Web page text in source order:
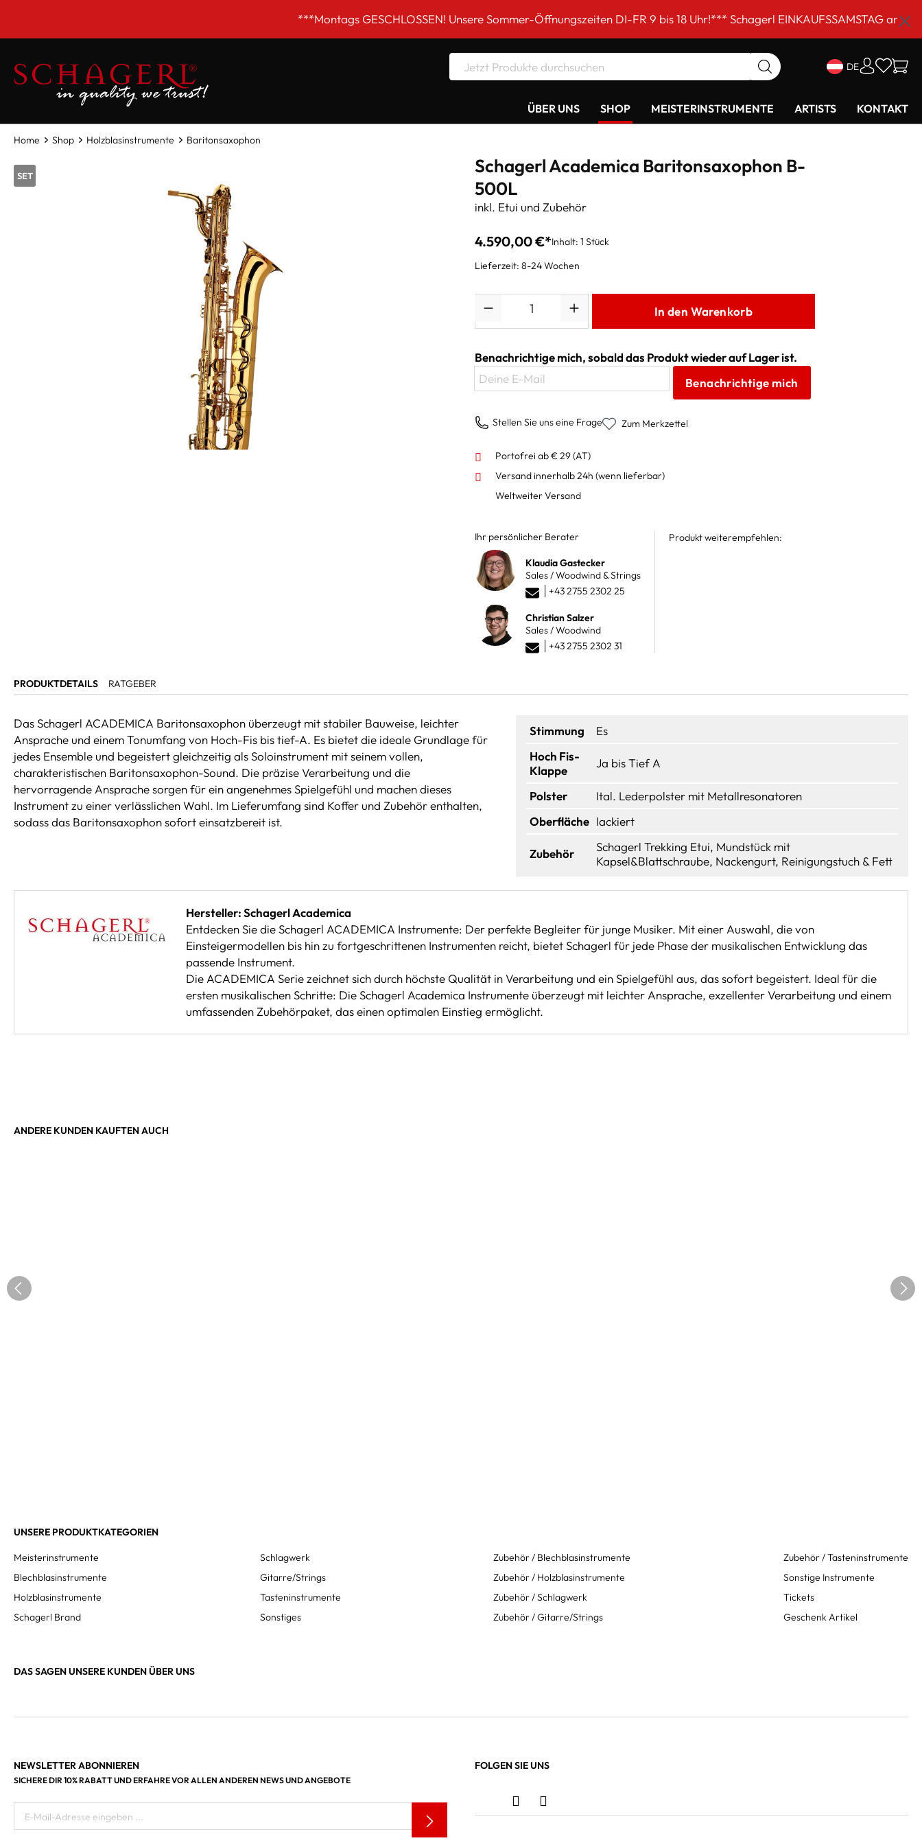
***Montags GESCHLOSSEN! Unsere Sommer-Öffnungszeiten DI-FR 9 bis 18 Uhr!*** Schagerl EINKAUFSSAMSTAG am 5. September
DE
ÜBER UNS SHOP MEISTERINSTRUMENTE ARTISTS KONTAKT
Home Shop Holzblasinstrumente Baritonsaxophon
SET
Schagerl Academica Baritonsaxophon B-
500L
inkl. Etui und Zubehör
4.590,00 €*Inhalt: 1 Stück
Lieferzeit: 8-24 Wochen
In den Warenkorb
Benachrichtige mich, sobald das Produkt wieder auf Lager ist.
Deine E-Mail
Benachrichtige mich
Stellen Sie uns eine Frage Zum Merkzettel
Portofrei ab € 29 (AT)
Versand innerhalb 24h (wenn lieferbar)
Weltweiter Versand
Ihr persönlicher Berater
Klaudia Gastecker
Sales / Woodwind & Strings
+43 2755 2302 25
Christian Salzer
Sales / Woodwind
+43 2755 2302 31
Produkt weiterempfehlen:
PRODUKTDETAILS RATGEBER
Das Schagerl ACADEMICA Baritonsaxophon überzeugt mit stabiler Bauweise, leichter
Ansprache und einem Tonumfang von Hoch-Fis bis tief-A. Es bietet die ideale Grundlage für
jedes Ensemble und begeistert gleichzeitig als Soloinstrument mit seinem vollen,
charakteristischen Baritonsaxophon-Sound. Die präzise Verarbeitung und die
hervorragende Ansprache sorgen für ein angenehmes Spielgefühl und machen dieses
Instrument zu einer verlässlichen Wahl. Im Lieferumfang sind Koffer und Zubehör enthalten,
sodass das Baritonsaxophon sofort einsatzbereit ist.
Stimmung
Es
Hoch Fis-
Klappe
Ja bis Tief A
Polster
Ital. Lederpolster mit Metallresonatoren
Oberfläche lackiert
Zubehör
Schagerl Trekking Etui, Mundstück mit
Kapsel&Blattschraube, Nackengurt, Reinigungstuch & Fett
Hersteller: Schagerl Academica
Entdecken Sie die Schagerl ACADEMICA Instrumente: Der perfekte Begleiter für junge Musiker. Mit einer Auswahl, die von
Einsteigermodellen bis hin zu fortgeschrittenen Instrumenten reicht, bietet Schagerl für jede Phase der musikalischen Entwicklung das
passende Instrument.
Die ACADEMICA Serie zeichnet sich durch höchste Qualität in Verarbeitung und ein Spielgefühl aus, das sofort begeistert. Ideal für die
ersten musikalischen Schritte: Die Schagerl Academica Instrumente überzeugt mit leichter Ansprache, exzellenter Verarbeitung und einem
umfassenden Zubehörpaket, das einen optimalen Einstieg ermöglicht.
ANDERE KUNDEN KAUFTEN AUCH
UNSERE PRODUKTKATEGORIEN
Meisterinstrumente
Blechblasinstrumente
Holzblasinstrumente
Schagerl Brand
Schlagwerk
Gitarre/Strings
Tasteninstrumente
Sonstiges
Zubehör / Blechblasinstrumente
Zubehör / Holzblasinstrumente
Zubehör / Schlagwerk
Zubehör / Gitarre/Strings
Zubehör / Tasteninstrumente
Sonstige Instrumente
Tickets
Geschenk Artikel
DAS SAGEN UNSERE KUNDEN ÜBER UNS
NEWSLETTER ABONNIEREN
SICHERE DIR 10% RABATT UND ERFAHRE VOR ALLEN ANDEREN NEWS UND ANGEBOTE
E-Mail-Adresse eingeben ...
FOLGEN SIE UNS